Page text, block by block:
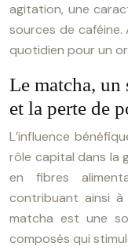
agitation, une
sources de caféine.
quotidien pour un
Le matcha,
et la perte de
L’influence
rôle capital dans la
en fibres
contribuant ainsi
matcha est une
composés qui